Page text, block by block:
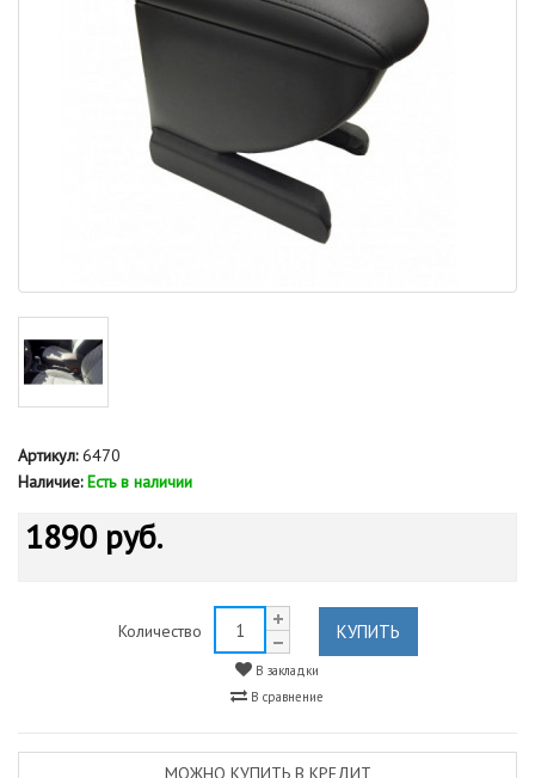
Артикул:6470
Наличие: Есть в наличии
1890 руб.
Количество КУПИТЬ
В закладки
В сравнение
МОЖНО КУПИТЬ В КРЕДИТ